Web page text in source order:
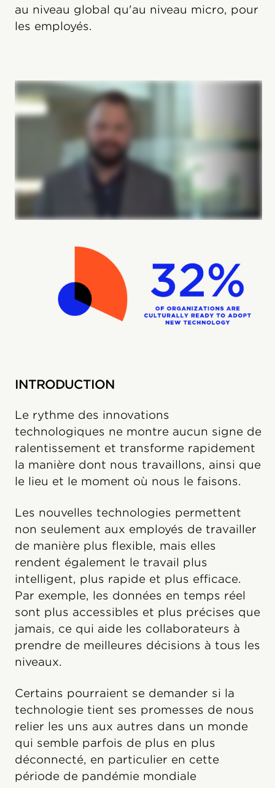
au niveau global qu'au niveau micro, pour
les employés.
INTRODUCTION
Le rythme des innovations
technologiques ne montre aucun signe de
ralentissement et transforme rapidement
la manière dont nous travaillons, ainsi que
le lieu et le moment où nous le faisons.
Les nouvelles technologies permettent
non seulement aux employés de travailler
de manière plus flexible, mais elles
rendent également le travail plus
intelligent, plus rapide et plus efficace.
Par exemple, les données en temps réel
sont plus accessibles et plus précises que
jamais, ce qui aide les collaborateurs à
prendre de meilleures décisions à tous les
niveaux.
Certains pourraient se demander si la
technologie tient ses promesses de nous
relier les uns aux autres dans un monde
qui semble parfois de plus en plus
déconnecté, en particulier en cette
période de pandémie mondiale